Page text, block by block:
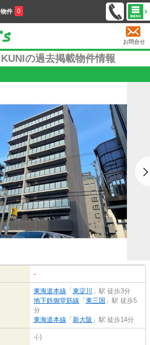
件 0
お問合せ
の過去掲載物件情報
-
東海道本線 「 東淀川 」駅 徒歩3分
地下鉄御堂筋線 「 東三国 」駅 徒歩5
分
東海道本線 「 新大阪 」駅 徒歩14分
-(-)